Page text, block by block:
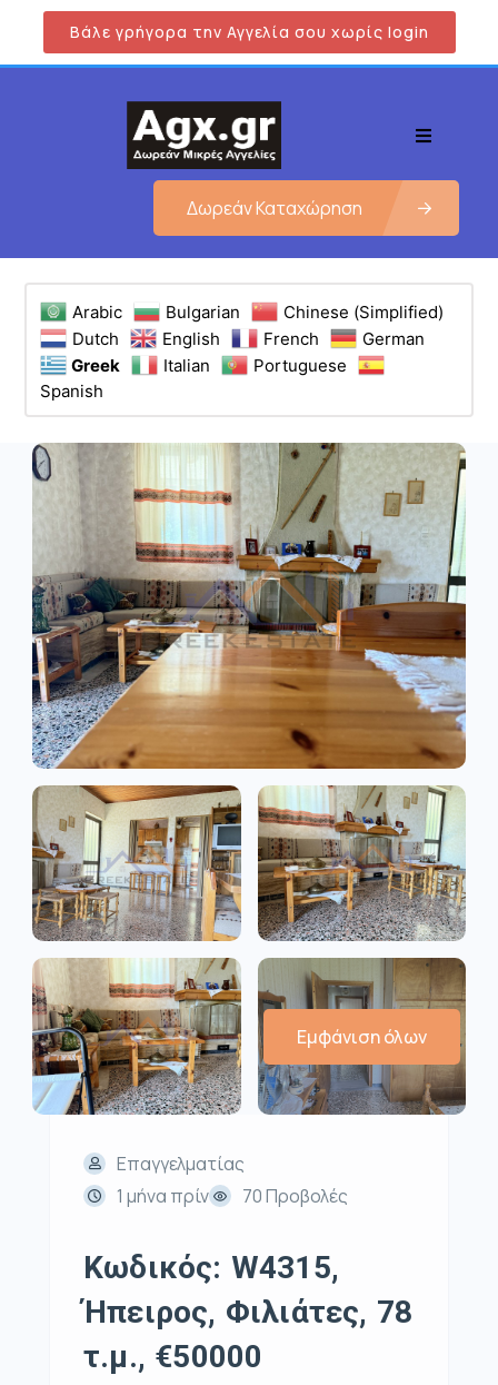
Βάλε γρήγορα την Αγγελία σου χωρίς login
Δωρεάν Καταχώρηση
Arabic Bulgarian
Chinese (Simplified)
Dutch
English French
German
Greek
Italian
Portuguese
Spanish
Εμφάνιση όλων
Επαγγελματίας
1 μήνα πρίν
70 Προβολές
Κωδικός: W4315,
Ήπειρος, Φιλιάτες, 78
τ.μ., €50000